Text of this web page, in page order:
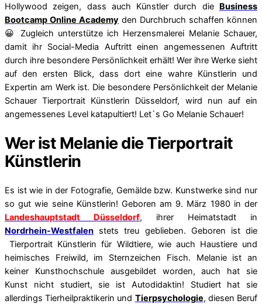
Hollywood zeigen, dass auch Künstler durch die Business
Bootcamp Online Academy den Durchbruch schaffen können
😀 Zugleich unterstütze ich Herzensmalerei Melanie Schauer,
damit ihr Social-Media Auftritt einen angemessenen Auftritt
durch ihre besondere Persönlichkeit erhält! Wer ihre Werke sieht
auf den ersten Blick, dass dort eine wahre Künstlerin und
Expertin am Werk ist. Die besondere Persönlichkeit der Melanie
Schauer Tierportrait Künstlerin Düsseldorf, wird nun auf ein
angemessenes Level katapultiert! Let`s Go Melanie Schauer!
Wer ist Melanie die Tierportrait
Künstlerin
Es ist wie in der Fotografie, Gemälde bzw. Kunstwerke sind nur
so gut wie seine Künstlerin! Geboren am 9. März 1980 in der
Landeshauptstadt Düsseldorf, ihrer Heimatstadt in
Nordrhein-Westfalen stets treu geblieben. Geboren ist die
Tierportrait Künstlerin für Wildtiere, wie auch Haustiere und
heimisches Freiwild, im Sternzeichen Fisch. Melanie ist an
keiner Kunsthochschule ausgebildet worden, auch hat sie
Kunst nicht studiert, sie ist Autodidaktin! Studiert hat sie
allerdings Tierheilpraktikerin und Tierpsychologie, diesen Beruf